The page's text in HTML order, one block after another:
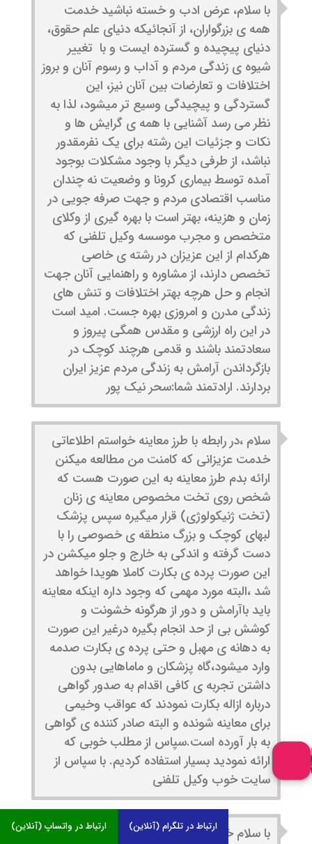
با سلام، عرض ادب و خسته نباشید خدمت
همه ی بزرگواران، از آنجائیکه دنیای علم حقوق،
دنیای پیچیده و گسترده ایست و با تغییر
شیوه ی زندگی مردم و آداب و رسوم آنان و بروز
اختلافات و تعارضات بین آنان نیز، این
گستردگی و پیچیدگی وسیع تر میشود، لذا به
نظر می رسد آشنایی با همه ی گرایش ها و
نکات و جزئیات این رشته برای یک نفرمقدور
نباشد، از طرفی دیگر با وجود مشکلات بوجود
آمده توسط بیماری کرونا و وضعیت نه چندان
مناسب اقتصادی مردم و جهت صرفه جویی در
زمان و هزینه، بهتر است با بهره گیری از وکلای
متخصص و مجرب موسسه وکیل تلفنی که
هرکدام از این عزیزان در رشته ی خاصی
تخصص دارند، از مشاوره و راهنمایی آنان جهت
انجام و حل هرچه بهتر اختلافات و تنش های
زندگی مدرن و امروزی بهره جست. امید است
در این راه ارزشی و مقدس همگی پیروز و
سعادتمند باشند و قدمی هرچند کوچک در
بازگرداندن آرامش به زندگی مردم عزیز ایران
بردارند. ارادتمند شما:سحر نیک پور
سلام ،در رابطه با طرز معاینه خواستم اطلاعاتی
خدمت عزیزانی که کامنت من مطالعه میکنن
ارائه بدم طرز معاینه به این صورت هست که
شخص روی تخت مخصوص معاینه ی زنان
(تخت ژنیکولوژی) قرار میگیره سپس پزشک
لبهای کوچک و بزرگ منطقه ی خصوصی را با
دست گرفته و اندکی به خارج و جلو میکشن در
این صورت پرده ی بکارت کاملا هویدا خواهد
شد ،البته مورد مهمی که وجود داره اینکه معاینه
باید باآرامش و دور از هرگونه خشونت و
کوشش بی از حد انجام بگیره درغیر این صورت
به دهانه ی مهبل و حتی پرده ی بکارت صدمه
وارد میشود،گاه پزشکان و ماماهایی بدون
داشتن تجربه ی کافی اقدام به صدور گواهی
درباره ازاله بکارت نمودند که عواقب وخیمی
برای معاینه شونده و البته صادر کننده ی گواهی
به بار آورده است.سپاس از مطلب خوبی که
ارائه نمودید بسیار استفاده کردیم. با سپاس از
سایت خوب وکیل تلفنی
با سلام خدمت مجموعه وکیل تلفنی .بکارت در
ارتباط در واتساپ (آنلاین) ارتباط در تلگرام (آنلاین)